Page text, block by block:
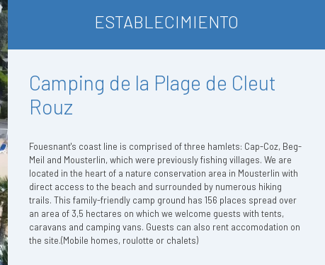
ESTABLECIMIENTO
Camping de la Plage de Cleut
Rouz
Fouesnant's coast line is comprised of three hamlets: Cap-Coz, Beg-
Meil and Mousterlin, which were previously fishing villages. We are
located in the heart of a nature conservation area in Mousterlin with
direct access to the beach and surrounded by numerous hiking
trails. This family-friendly camp ground has 156 places spread over
an area of 3,5 hectares on which we welcome guests with tents,
caravans and camping vans. Guests can also rent accomodation on
the site.(Mobile homes, roulotte or chalets)